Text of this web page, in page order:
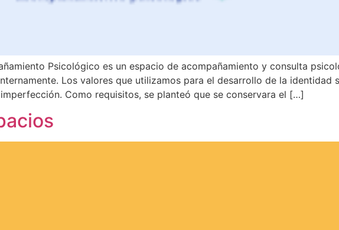
Psicológico es un espacio de acompañamiento y consulta
Los valores que utilizamos para el desarrollo de la identidad
Como requisitos, se planteó que se conservara el […]